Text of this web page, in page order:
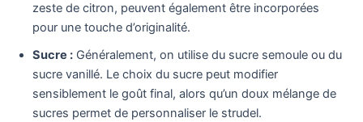
zeste de citron, peuvent également être incorporées
pour une touche d’originalité.
Sucre : Généralement, on utilise du sucre semoule ou du
sucre vanillé. Le choix du sucre peut modifier
sensiblement le goût final, alors qu’un doux mélange de
sucres permet de personnaliser le strudel.